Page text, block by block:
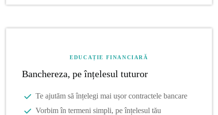
EDUCAȚIE FINANCIARĂ
Banchereza, pe înțelesul tuturor
Te ajutăm să înțelegi mai ușor contractele bancare
Vorbim în termeni simpli, pe înțelesul tău